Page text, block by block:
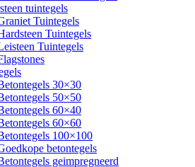
tuintegels
Tuintegels
Tuintegels
Tuintegels
30×30
50×50
60×40
60×60
100×100
betontegels
geimpregneerd